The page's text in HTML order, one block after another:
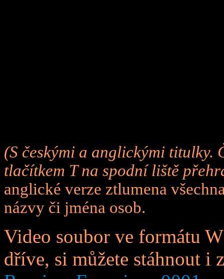
(S českými a anglickými titulky.
tlačítkem T na spodní liště
anglické verze ztlumena
názvy či jména osob.
Video soubor ve formátu
dříve, si můžete stáhnout i